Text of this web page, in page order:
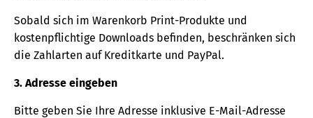
Sobald sich im Warenkorb Print-Produkte und
kostenpflichtige Downloads befinden, beschränken sich
die Zahlarten auf Kreditkarte und PayPal.
3. Adresse eingeben
Bitte geben Sie Ihre Adresse inklusive E-Mail-Adresse